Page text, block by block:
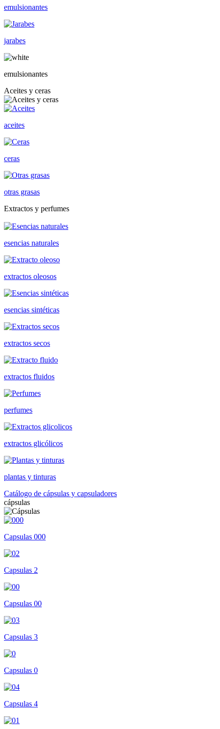
emulsionantes
jarabes
emulsionantes
Aceites y ceras
aceites
ceras
otras grasas
Extractos y perfumes
esencias naturales
extractos oleosos
esencias sintéticas
extractos secos
extractos fluidos
perfumes
extractos glicólicos
plantas y tinturas
Catálogo de cápsulas y capsuladores
cápsulas
Capsulas 000
Capsulas 2
Capsulas 00
Capsulas 3
Capsulas 0
Capsulas 4